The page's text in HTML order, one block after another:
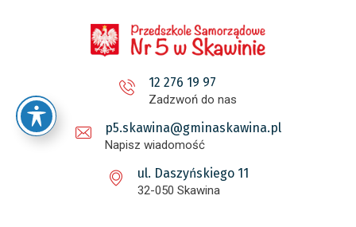
12 276 19 97
Zadzwoń do nas
p5.skawina@gminaskawina.pl
Napisz wiadomość
ul. Daszyńskiego 11
32-050 Skawina